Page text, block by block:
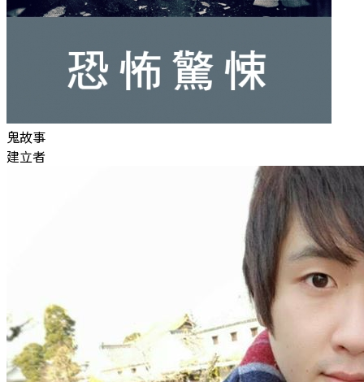
鬼故事
建立者